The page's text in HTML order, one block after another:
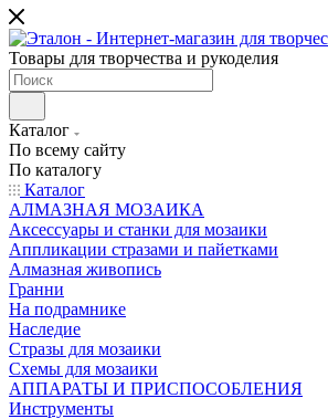
Товары для творчества и рукоделия
Каталог
По всему сайту
По каталогу
Каталог
АЛМАЗНАЯ МОЗАИКА
Аксессуары и станки для мозаики
Аппликации стразами и пайетками
Алмазная живопись
Гранни
На подрамнике
Наследие
Стразы для мозаики
Схемы для мозаики
АППАРАТЫ И ПРИСПОСОБЛЕНИЯ
Инструменты